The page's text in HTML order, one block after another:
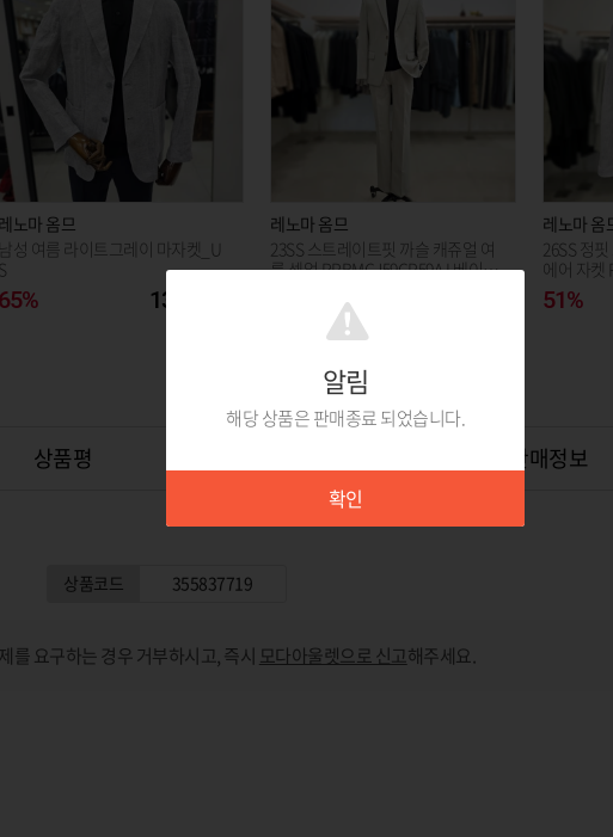
레노마 옴므
남성 여름 라이트그레이 마자켓_U
S
65% 139,920
레노마 옴므
23SS 스트레이트핏 까슬 캐쥬얼 여
름 셋업 RPBMCJ59CP59A L베이지
레노마 옴
26SS 정
에어 자켓
이M03_KJ
51%
상품평 위탁판매정보
상품코드 355837719
를 요구하는 경우 거부하시고, 즉시 모다아울렛으로 신고해주세요.
알림
해당 상품은 판매종료 되었습니다.
확인